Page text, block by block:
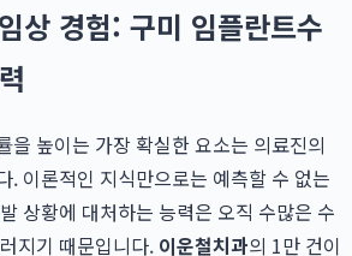
상 경험: 구미 임플란트수
을 높이는 가장 확실한 요소는 의료진의
. 이론적인 지식만으로는 예측할 수 없는
상황에 대처하는 능력은 오직 수많은 수
지기 때문입니다. 이운철치과의 1만 건이